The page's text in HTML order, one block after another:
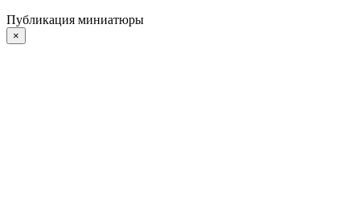
Публикация миниатюры
×